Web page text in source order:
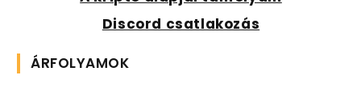
Discord csatlakozás
ÁRFOLYAMOK